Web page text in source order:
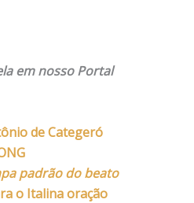
em nosso Portal
de Categeró
padrão do beato
o Italina oração